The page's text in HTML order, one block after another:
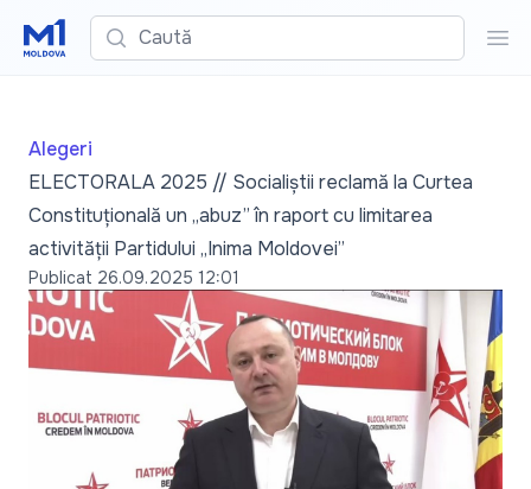
Caută
Alegeri
ELECTORALA 2025 // Socialiștii reclamă la Curtea
Constituțională un „abuz” în raport cu limitarea
activității Partidului „Inima Moldovei”
Publicat 26.09.2025 12:01